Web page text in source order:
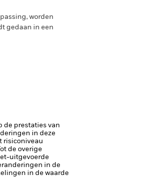
worden
gedaan in een
de prestaties van
in deze
risiconiveau
de overige
uitgevoerde
in de
in de waarde